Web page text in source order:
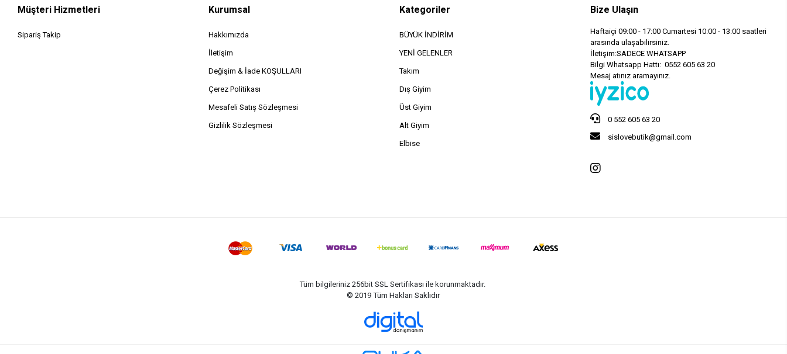
Müşteri Hizmetleri
Sipariş Takip
Kurumsal
Hakkımızda
İletişim
Değişim & İade KOŞULLARI
Çerez Politikası
Mesafeli Satış Sözleşmesi
Gizlilik Sözleşmesi
Kategoriler
BÜYÜK İNDİRİM
YENİ GELENLER
Takım
Dış Giyim
Üst Giyim
Alt Giyim
Elbise
Bize Ulaşın
Haftaiçi 09:00 - 17:00 Cumartesi 10:00 - 13:00 saatleri
arasında ulaşabilirsiniz.
İletişim:SADECE WHATSAPP
Bilgi Whatsapp Hattı: 0552 605 63 20
Mesaj atınız aramayınız.
0 552 605 63 20
sislovebutik@gmail.com
Tüm bilgileriniz 256bit SSL Sertifikası ile korunmaktadır.
© 2019Tüm Hakları Saklıdır